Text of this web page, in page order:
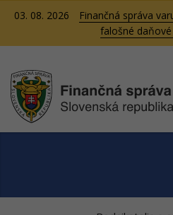
03. 08. 2026
Finančná správa
falošné